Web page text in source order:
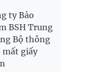
ty Bảo
BSH Trung
Bộ thông
mất giấy